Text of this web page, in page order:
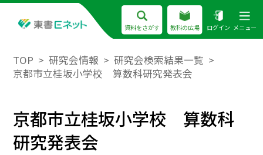
資料をさがす 教科の広場 ログイン メニュー
TOP 研究会情報
研究会検索結果一覧
京都市立桂坂小学校 算数科研究発表会
京都市立桂坂小学校 算数科
研究発表会